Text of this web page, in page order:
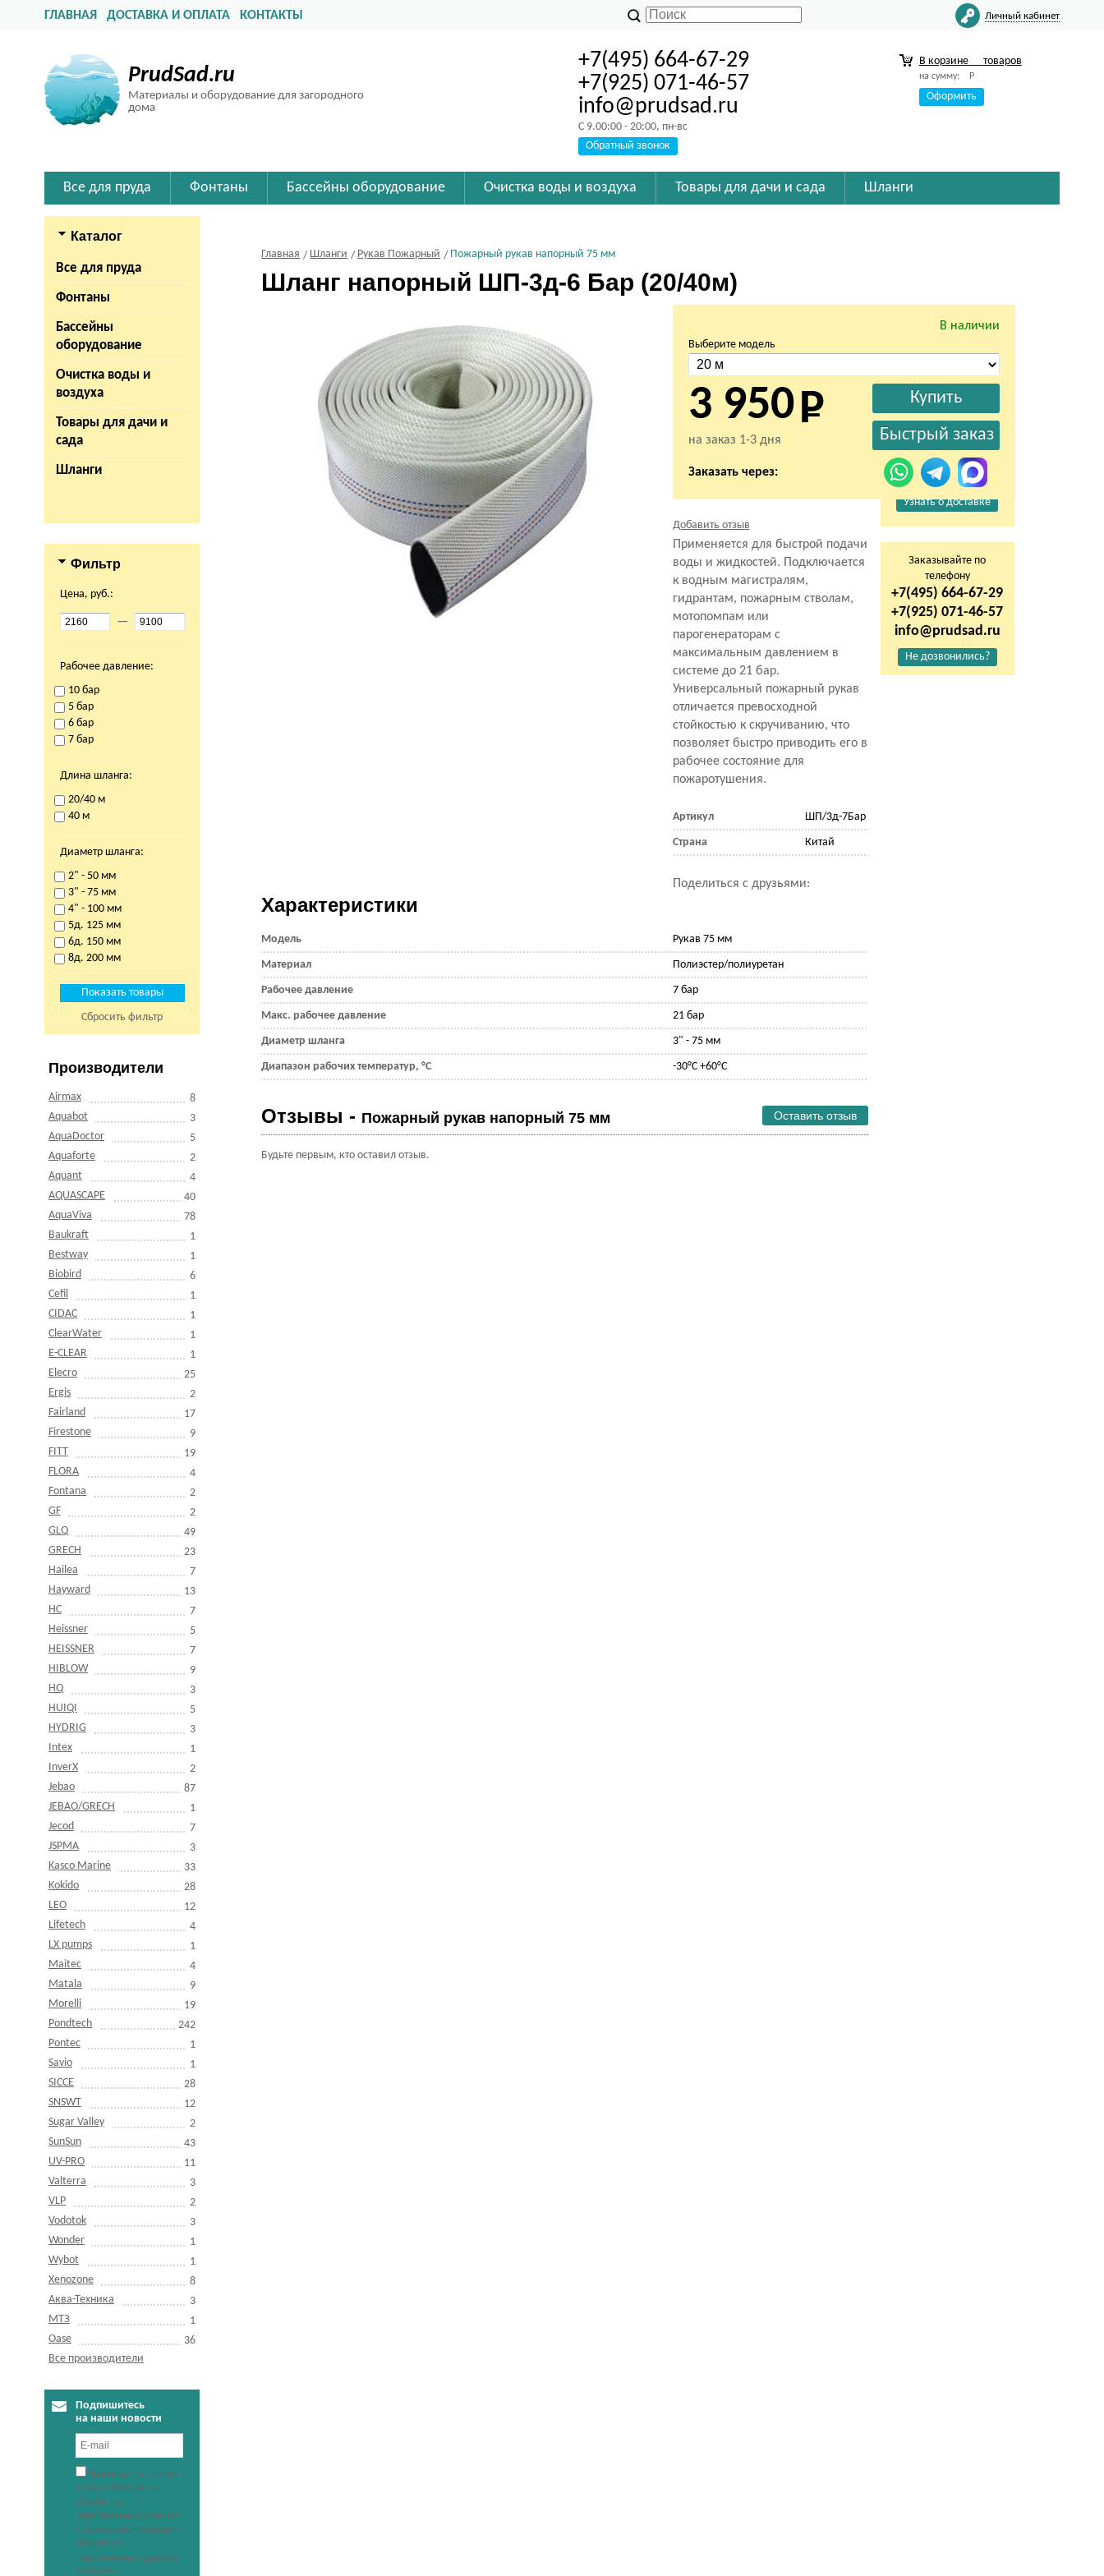
ГЛАВНАЯ ДОСТАВКА И ОПЛАТА КОНТАКТЫ Личный кабинет
PrudSad.ru
Материалы и оборудование для загородного
дома
+7(495) 664-67-29
+7(925) 071-46-57
info@prudsad.ru
C 9.00:00 - 20:00, пн-вс
Обратный звонок
В корзине товаров
на сумму: Р
Оформить
Все для пруда Фонтаны Бассейны оборудование Очистка воды и воздуха Товары для дачи и сада Шланги
Каталог
Все для пруда
Фонтаны
Бассейны
оборудование
Очистка воды и
воздуха
Товары для дачи и
сада
Шланги
Фильтр
Цена, руб.:
—
Рабочее давление:
10 бар
5 бар
6 бар
7 бар
Длина шланга:
20/40 м
40 м
Диаметр шланга:
2" - 50 мм
3" - 75 мм
4" - 100 мм
5д. 125 мм
6д. 150 мм
8д. 200 мм
Сбросить фильтр
Производители
Airmax
8
Aquabot
3
AquaDoctor
5
Aquaforte
2
Aquant
4
AQUASCAPE
40
AquaViva
78
Baukraft
1
Bestway
1
Biobird
6
Cefil
1
CIDAC
1
ClearWater
1
E-CLEAR
1
Elecro
25
Ergis
2
Fairland
17
Firestone
9
FITT
19
FLORA
4
Fontana
2
GF
2
GLQ
49
GRECH
23
Hailea
7
Hayward
13
HC
7
Heissner
5
HEISSNER
7
HIBLOW
9
HQ
3
HUIQI
5
HYDRIG
3
Intex
1
InverX
2
Jebao
87
JEBAO/GRECH
1
Jecod
7
JSPMA
3
Kasco Marine
33
Kokido
28
LEO
12
Lifetech
4
LX pumps
1
Maitec
4
Matala
9
Morelli
19
Pondtech
242
Pontec
1
Savio
1
SICCE
28
SNSWT
12
Sugar Valley
2
SunSun
43
UV-PRO
11
Valterra
3
VLP
2
Vodotok
3
Wonder
1
Wybot
1
Xenozone
8
Аква-Техника
3
МТЗ
1
Оase
36
Все производители
Подпишитесь
на наши новости
Нажимая на кнопку,
я даю согласие на
обработку
персональных данных.
С условиями политики
обработки
персональных данных
согласен.
Главная Шланги Рукав Пожарный Пожарный рукав напорный 75 мм
Шланг напорный ШП-3д-6 Бар (20/40м)
В наличии
Выберите модель
3 950
на заказ 1-3 дня
Заказать через:
Добавить отзыв
Применяется для быстрой подачи
воды и жидкостей. Подключается
к водным магистралям,
гидрантам, пожарным стволам,
мотопомпам или
парогенераторам с
максимальным давлением в
системе до 21 бар.
Универсальный пожарный рукав
отличается превосходной
стойкостью к скручиванию, что
позволяет быстро приводить его в
рабочее состояние для
пожаротушения.
Артикул ШП/3д-7Бар
Страна Китай
Поделиться с друзьями:
Характеристики
Модель Рукав 75 мм
Материал Полиэстер/полиуретан
Рабочее давление 7 бар
Макс. рабочее давление 21 бар
Диаметр шланга 3" - 75 мм
Диапазон рабочих температур, °С -30°С +60°С
Отзывы - Пожарный рукав напорный 75 мм Оставить отзыв
Будьте первым, кто оставил отзыв.
Узнать о доставке
Заказывайте по
телефону
+7(495) 664-67-29
+7(925) 071-46-57
info@prudsad.ru
Не дозвонились?